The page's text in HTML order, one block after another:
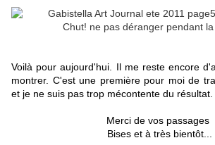
Chut! ne pas déranger pendant la
Voilà pour aujourd'hui. Il me reste encore
montrer. C'est une première pour moi de
et je ne suis pas trop mécontente du résultat.
Merci de vos passages
Bises et à très bientôt...